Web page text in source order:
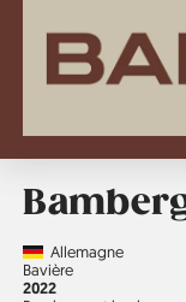
CountryAllemagne
Région
Bavière
Année
2022